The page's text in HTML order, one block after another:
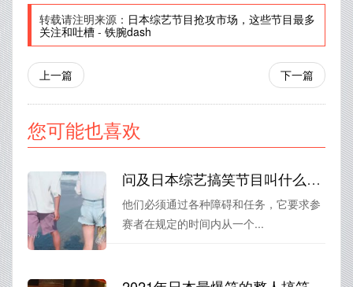
转载请注明来源： 日本综艺节目抢攻市场，这些节目最多
关注和吐槽 - 铁腕dash
上一篇 下一篇
您可能也喜欢
问及日本综艺搞笑节目叫什么来着？爆笑、有趣、幽默的精彩节目推荐
他们必须通过各种障碍和任务，它要求参
赛者在规定的时间内从一个...